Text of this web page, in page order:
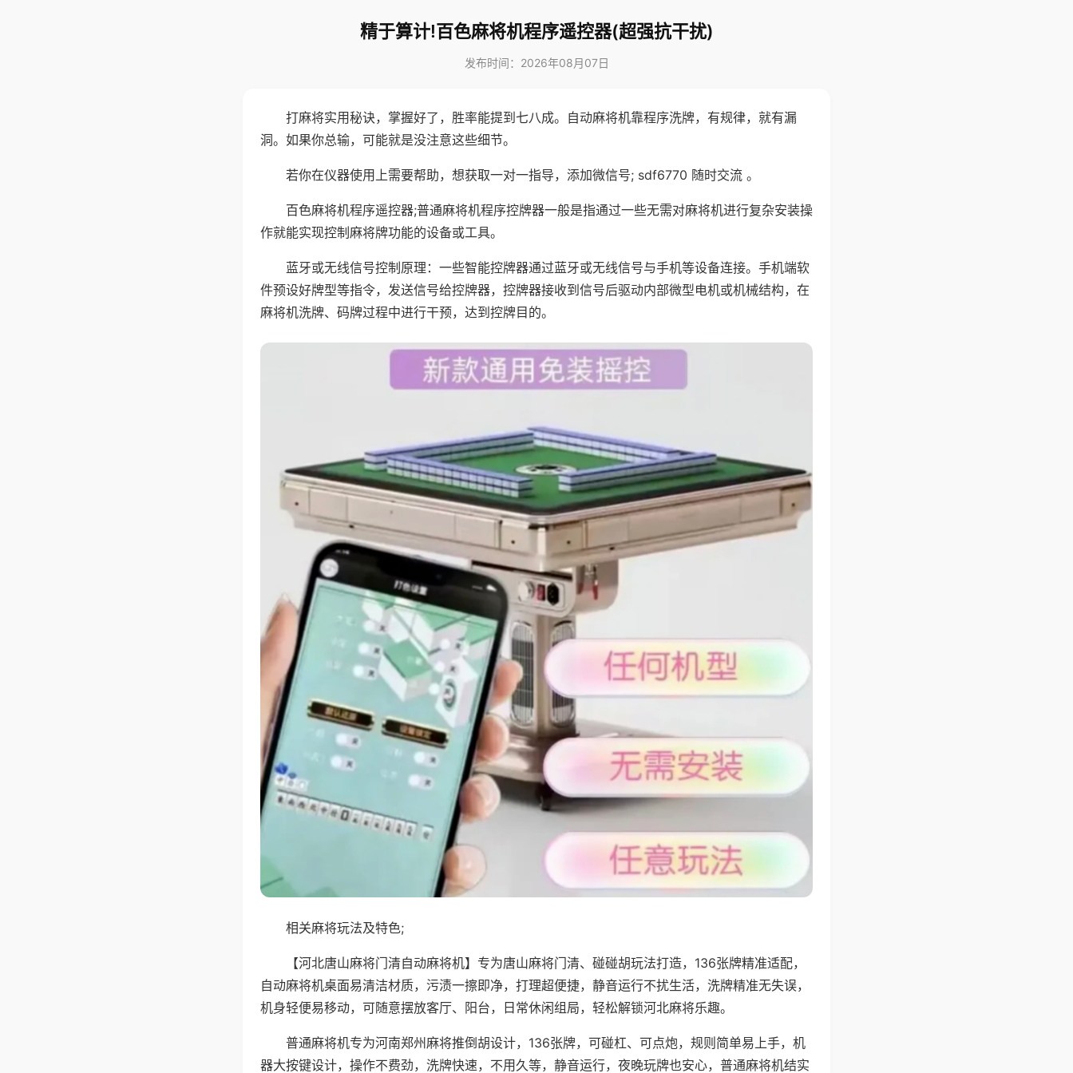
精于算计!百色麻将机程序遥控器(超强抗干扰)
发布时间：2026年08月07日
打麻将实用秘诀，掌握好了，胜率能提到七八成。自动麻将机靠程序洗牌，有规律，就有漏
洞。如果你总输，可能就是没注意这些细节。
若你在仪器使用上需要帮助，想获取一对一指导，添加微信号; sdf6770 随时交流 。
百色麻将机程序遥控器;普通麻将机程序控牌器一般是指通过一些无需对麻将机进行复杂安装操
作就能实现控制麻将牌功能的设备或工具。
蓝牙或无线信号控制原理：一些智能控牌器通过蓝牙或无线信号与手机等设备连接。手机端软
件预设好牌型等指令，发送信号给控牌器，控牌器接收到信号后驱动内部微型电机或机械结构，在
麻将机洗牌、码牌过程中进行干预，达到控牌目的。
相关麻将玩法及特色;
【河北唐山麻将门清自动麻将机】专为唐山麻将门清、碰碰胡玩法打造，136张牌精准适配，
自动麻将机桌面易清洁材质，污渍一擦即净，打理超便捷，静音运行不扰生活，洗牌精准无失误，
机身轻便易移动，可随意摆放客厅、阳台，日常休闲组局，轻松解锁河北麻将乐趣。
普通麻将机专为河南郑州麻将推倒胡设计，136张牌，可碰杠、可点炮，规则简单易上手，机
器大按键设计，操作不费劲，洗牌快速，不用久等，静音运行，夜晚玩牌也安心，普通麻将机结实